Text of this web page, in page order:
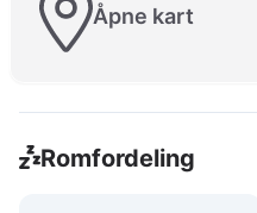
Åpne kart
Romfordeling